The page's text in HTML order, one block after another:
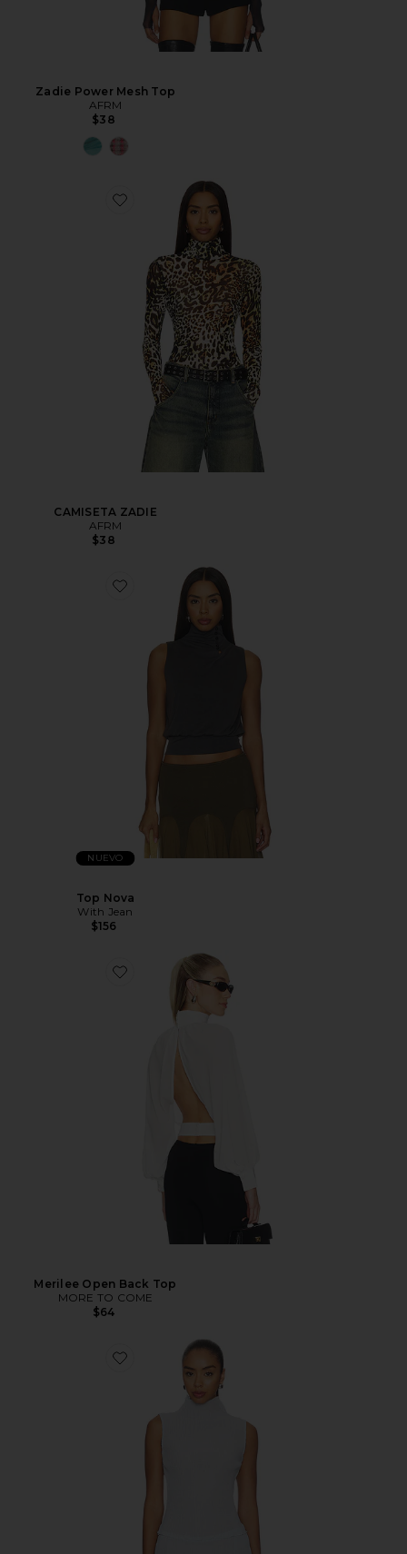
Zadie Power Mesh Top
AFRM
$38
CAMISETA ZADIE
AFRM
$38
NUEVO
Top Nova
With Jean
$156
Merilee Open Back Top
MORE TO COME
$64